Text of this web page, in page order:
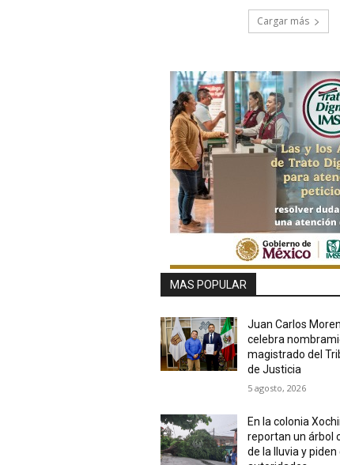
Cargar más
MAS POPULAR
Juan Carlos
celebra
magistrado del
de Justicia
5 agosto, 2026
En la colonia
reportan un árbol
de la lluvia y piden